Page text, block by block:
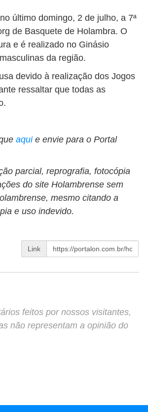
último domingo, 2 de julho, a 7ª
de Basquete de Holambra. O
e é realizado no Ginásio
da região.
devido à realização dos Jogos
ressaltar que todas as
aqui e envie para o Portal
parcial, reprografia, fotocópia
do site Holambrense sem
mesmo citando a
e uso indevido.
Link
feitos por nossos visitantes,
não representam a opinião do